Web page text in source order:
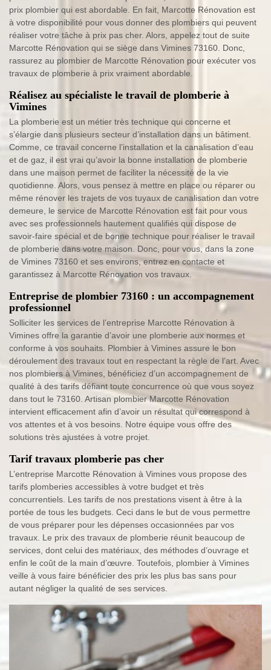
prix plombier qui est abordable. En fait, Marcotte Rénovation est
à votre disponibilité pour vous donner des plombiers qui peuvent
réaliser votre tâche à prix pas cher. Alors, appelez tout de suite
Marcotte Rénovation qui se siège dans Vimines 73160. Donc,
rassurez au plombier de Marcotte Rénovation pour exécuter vos
travaux de plomberie à prix vraiment abordable.
Réalisez au spécialiste le travail de plomberie à
Vimines
La plomberie est un métier très technique qui concerne et
s’élargie dans plusieurs secteur d’installation dans un bâtiment.
Comme, ce travail concerne l’installation et la canalisation d’eau
et de gaz, il est vrai qu’avoir la bonne installation de plomberie
dans une maison permet de faciliter la nécessité de la vie
quotidienne. Alors, vous pensez à mettre en place ou réparer ou
même rénover les trajets de vos tuyaux de canalisation dan votre
demeure, le service de Marcotte Rénovation est fait pour vous
avec ses professionnels hautement qualifiés qui dispose de
savoir-faire spécial et de bonne technique pour réaliser le travail
de plomberie dans votre maison. Donc, pour vous, dans la zone
de Vimines 73160 et ses environs, entrez en contacte et
garantissez à Marcotte Rénovation vos travaux.
Entreprise de plombier 73160 : un accompagnement
professionnel
Solliciter les services de l’entreprise Marcotte Rénovation à
Vimines offre la garantie d’avoir une plomberie aux normes et
conforme à vos souhaits. Plombier à Vimines assure le bon
déroulement des travaux tout en respectant la règle de l’art. Avec
nos plombiers à Vimines, bénéficiez d’un accompagnement de
qualité à des tarifs défiant toute concurrence où que vous soyez
dans tout le 73160. Artisan plombier Marcotte Rénovation
intervient efficacement afin d’avoir un résultat qui correspond à
vos attentes et à vos besoins. Notre équipe vous offre des
solutions très ajustées à votre projet.
Tarif travaux plomberie pas cher
L’entreprise Marcotte Rénovation à Vimines vous propose des
tarifs plomberies accessibles à votre budget et très
concurrentiels. Les tarifs de nos prestations visent à être à la
portée de tous les budgets. Ceci dans le but de vous permettre
de vous préparer pour les dépenses occasionnées par vos
travaux. Le prix des travaux de plomberie réunit beaucoup de
services, dont celui des matériaux, des méthodes d’ouvrage et
enfin le coût de la main d’œuvre. Toutefois, plombier à Vimines
veille à vous faire bénéficier des prix les plus bas sans pour
autant négliger la qualité de ses services.